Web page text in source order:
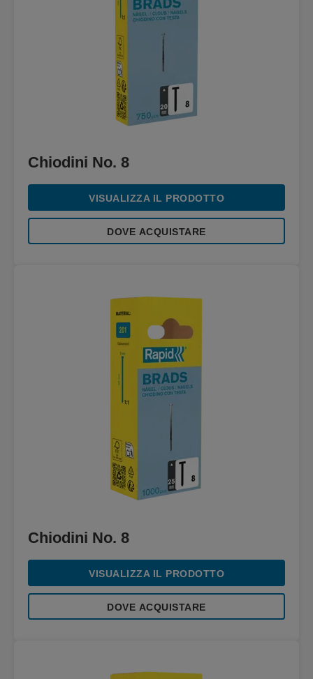
Chiodini No. 8
VISUALIZZA IL PRODOTTO
DOVE ACQUISTARE
Chiodini No. 8
VISUALIZZA IL PRODOTTO
DOVE ACQUISTARE